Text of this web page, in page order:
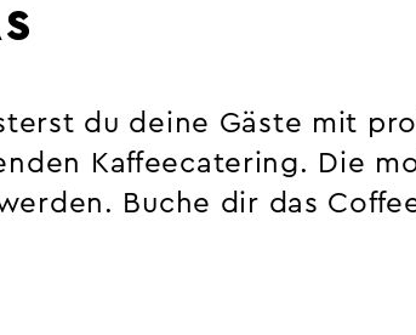
du deine Gäste mit
Kaffeecatering. Die
Buche dir das